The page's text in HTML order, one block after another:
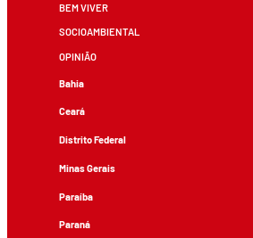
BEM VIVER
SOCIOAMBIENTAL
OPINIÃO
Bahia
Ceará
Distrito Federal
Minas Gerais
Paraíba
Paraná